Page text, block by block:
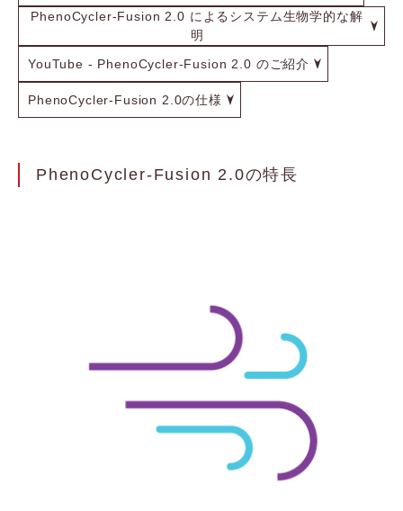
PhenoCycler-Fusion 2.0 によるシステム生物学的な解
明
YouTube - PhenoCycler-Fusion 2.0 のご紹介
PhenoCycler-Fusion 2.0の仕様
PhenoCycler-Fusion 2.0の特長